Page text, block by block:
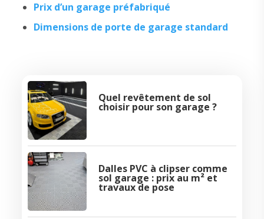
Prix d’un garage préfabriqué
Dimensions de porte de garage standard
Quel revêtement de sol
choisir pour son garage ?
Dalles PVC à clipser comme
sol garage : prix au m² et
travaux de pose